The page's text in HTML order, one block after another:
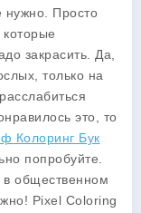
нужно. Просто
закрасить. Да,
только на
это, то
Колоринг Бук
попробуйте.
общественном
Pixel Coloring